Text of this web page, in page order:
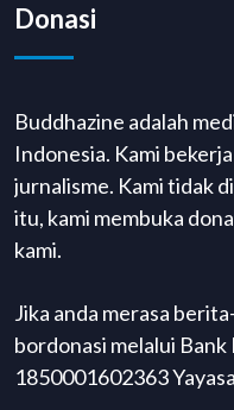
Donasi
Buddhazine adalah
Indonesia. Kami
jurnalisme. Kami tidak
itu, kami membuka
kami.
Jika anda merasa
bordonasi melalui
1850001602363